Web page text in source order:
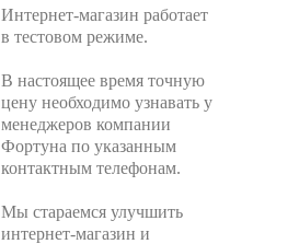
Интернет-магазин работает
в тестовом режиме.
В настоящее время точную
цену необходимо узнавать у
менеджеров компании
Фортуна по указанным
контактным телефонам.
Мы стараемся улучшить
интернет-магазин и